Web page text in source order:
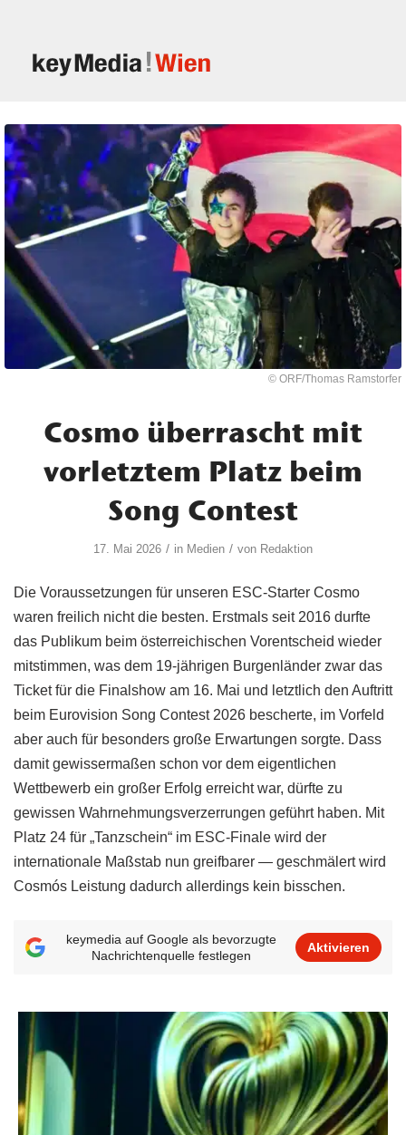
© ORF/Thomas Ramstorfer
Cosmo überrascht mit
vorletztem Platz beim
Song Contest
17. Mai 2026 / in Medien / von Redaktion
Die Voraussetzungen für unseren ESC-Starter Cosmo
waren freilich nicht die besten. Erstmals seit 2016 durfte
das Publikum beim österreichischen Vorentscheid wieder
mitstimmen, was dem 19-jährigen Burgenländer zwar das
Ticket für die Finalshow am 16. Mai und letztlich den Auftritt
beim Eurovision Song Contest 2026 bescherte, im Vorfeld
aber auch für besonders große Erwartungen sorgte. Dass
damit gewissermaßen schon vor dem eigentlichen
Wettbewerb ein großer Erfolg erreicht war, dürfte zu
gewissen Wahrnehmungsverzerrungen geführt haben. Mit
Platz 24 für „Tanzschein“ im ESC-Finale wird der
internationale Maßstab nun greifbarer — geschmälert wird
Cosmós Leistung dadurch allerdings kein bisschen.
keymedia auf Google als bevorzugte
Nachrichtenquelle festlegen
Aktivieren